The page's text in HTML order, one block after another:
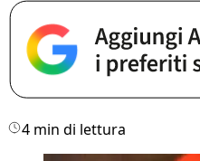
4 min di lettura